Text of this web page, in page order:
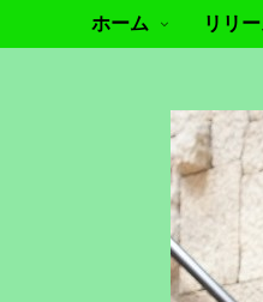
ホーム リリ